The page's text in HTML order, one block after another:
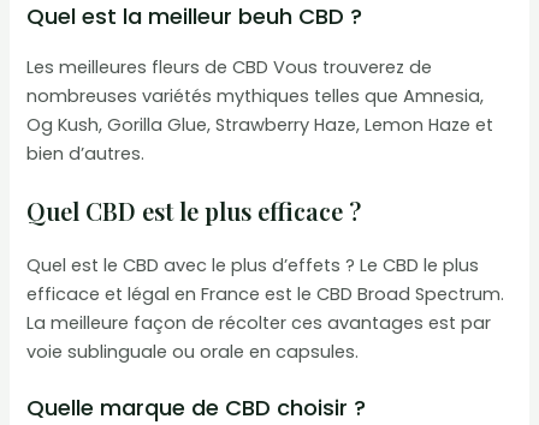
Quel est la meilleur beuh CBD ?
Les meilleures fleurs de CBD Vous trouverez de
nombreuses variétés mythiques telles que Amnesia,
Og Kush, Gorilla Glue, Strawberry Haze, Lemon Haze et
bien d’autres.
Quel CBD est le plus efficace ?
Quel est le CBD avec le plus d’effets ? Le CBD le plus
efficace et légal en France est le CBD Broad Spectrum.
La meilleure façon de récolter ces avantages est par
voie sublinguale ou orale en capsules.
Quelle marque de CBD choisir ?